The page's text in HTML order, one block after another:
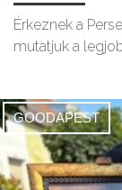
Érkeznek a
mutatjuk a
GOODAPEST